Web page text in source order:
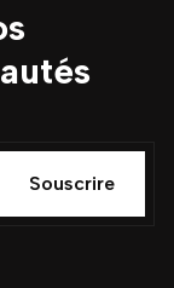
Souscrire